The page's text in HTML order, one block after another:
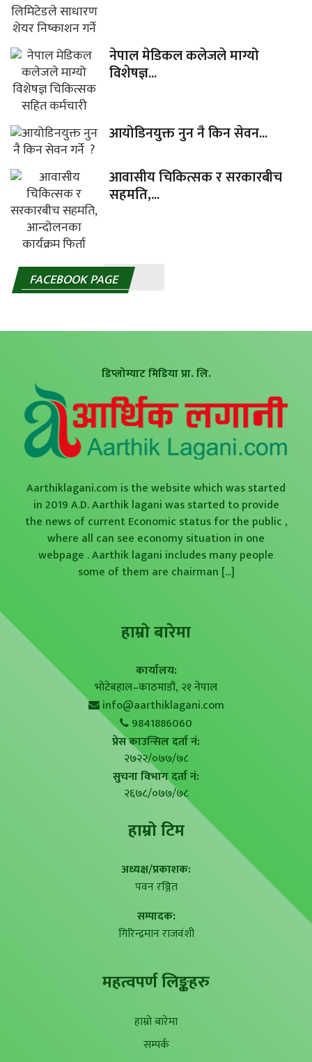
नेपाल मेडिकल कलेजले माग्यो
विशेषज्ञ...
आयोडिनयुक्त नुन नै किन सेवन...
आवासीय चिकित्सक र सरकारबीच
सहमति,...
FACEBOOK PAGE
डिप्लोम्याट मिडिया प्रा. लि.
Aarthiklagani.com is the website which was started
in 2019 A.D. Aarthik lagani was started to provide
the news of current Economic status for the public ,
where all can see economy situation in one
webpage . Aarthik lagani includes many people
some of them are chairman [...]
हाम्राे बारेमा
कार्यालय:
भोटेबहाल–काठमाडौं, २१ नेपाल
info@aarthiklagani.com
9841886060
प्रेस काउन्सिल दर्ता नं:
२७२२/०७७/७८
सुचना विभाग दर्ता नं:
२६७८/०७७/७८
हाम्राे टिम
अध्यक्ष/प्रकाशक:
पवन रञ्जित
सम्पादक:
गिरिन्द्रमान राजवंशी
महत्वपर्ण लिङ्कहरु
हाम्रो बारेमा
सम्पर्क